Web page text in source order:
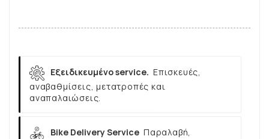
Εξειδικευμένο service. Επισκευές,
αναβαθμίσεις, μετατροπές και
αναπαλαιώσεις.
Bike Delivery Service Παραλαβή,